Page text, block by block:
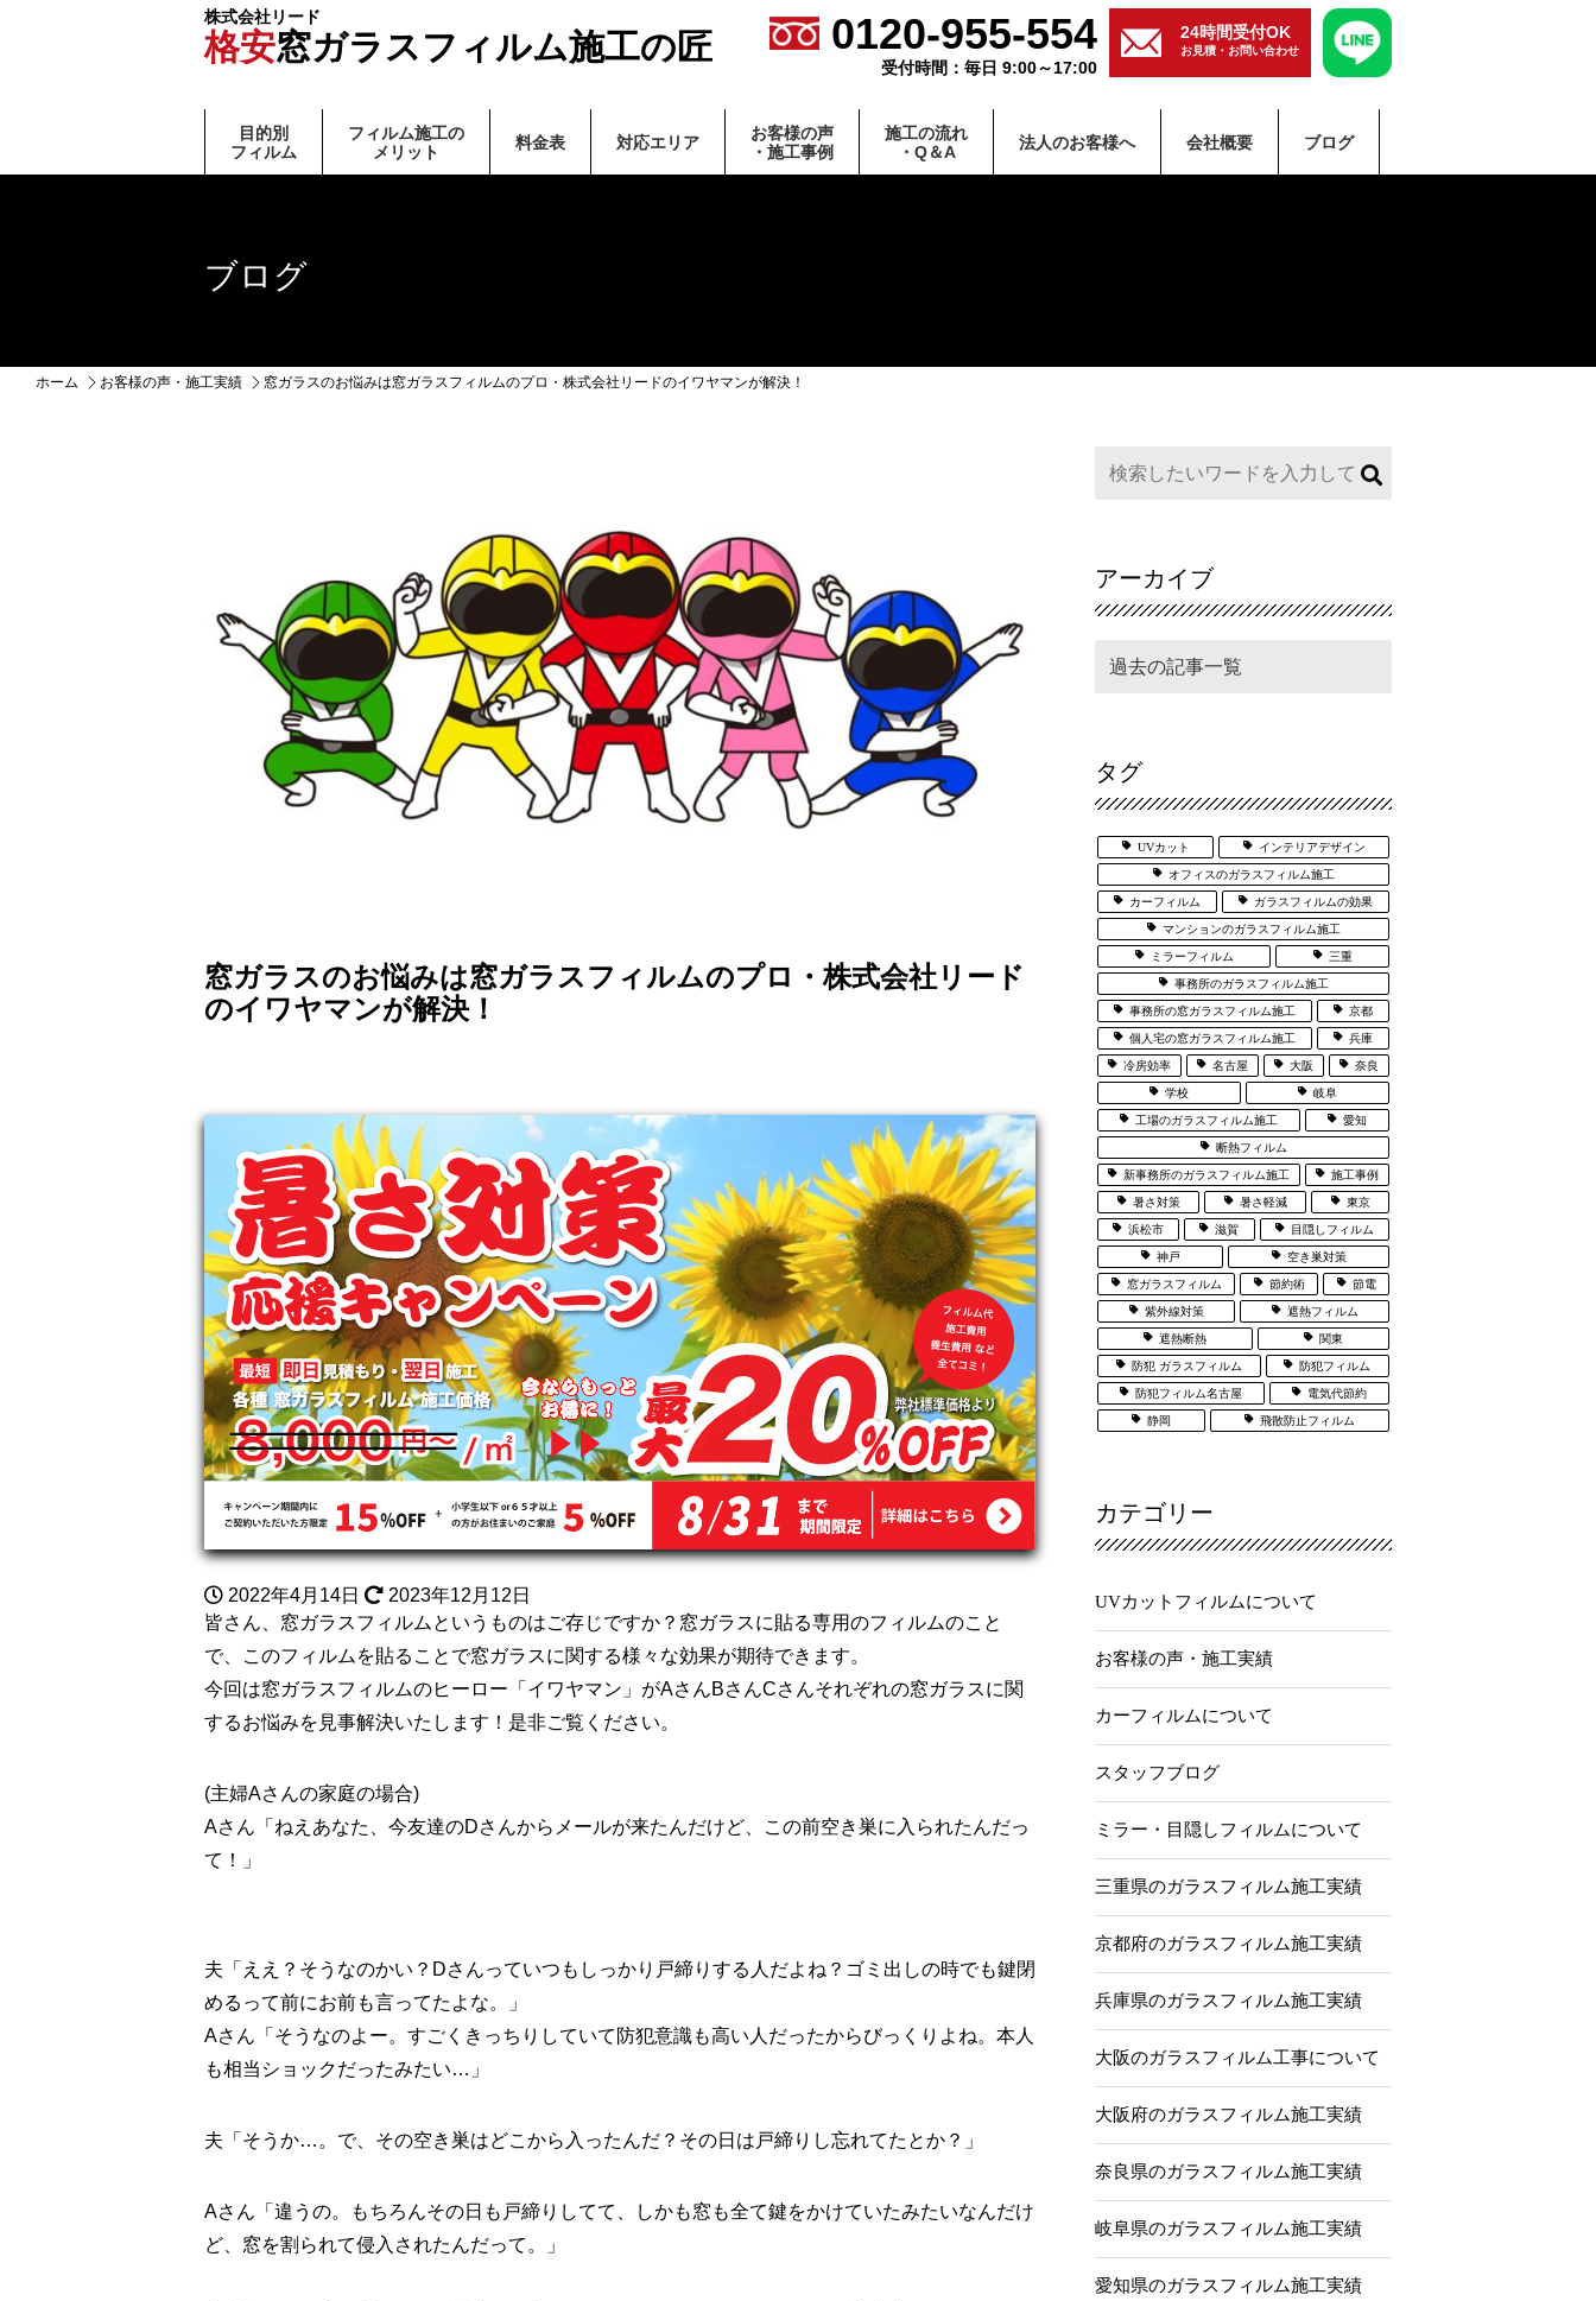
株式会社リード
格安窓ガラスフィルム施工の匠 0120-955-554
受付時間：毎日 9:00～17:00
24時間受付OK
お見積・お問い合わせ
⽬的別
フィルム
フィルム施⼯の
メリット
料⾦表 対応エリア
お客様の声
・施⼯事例
施⼯の流れ
・Q＆A
法⼈のお客様へ 会社概要 ブログ
ブログ
ホーム お客様の声・施工実績 窓ガラスのお悩みは窓ガラスフィルムのプロ・株式会社リードのイワヤマンが解決！
窓ガラスのお悩みは窓ガラスフィルムのプロ・株式会社リード
のイワヤマンが解決！
2022年4月14日
2023年12月12日
皆さん、窓ガラスフィルムというものはご存じですか？窓ガラスに貼る専用のフィルムのこと
で、このフィルムを貼ることで窓ガラスに関する様々な効果が期待できます。
今回は窓ガラスフィルムのヒーロー「イワヤマン」がAさんBさんCさんそれぞれの窓ガラスに関
するお悩みを見事解決いたします！是非ご覧ください。
(主婦Aさんの家庭の場合)
Aさん「ねえあなた、今友達のDさんからメールが来たんだけど、この前空き巣に入られたんだっ
て！」
夫「ええ？そうなのかい？Dさんっていつもしっかり戸締りする人だよね？ゴミ出しの時でも鍵閉
めるって前にお前も言ってたよな。」
Aさん「そうなのよー。すごくきっちりしていて防犯意識も高い人だったからびっくりよね。本人
も相当ショックだったみたい…」
夫「そうか…。で、その空き巣はどこから入ったんだ？その日は戸締りし忘れてたとか？」
Aさん「違うの。もちろんその日も戸締りしてて、しかも窓も全て鍵をかけていたみたいなんだけ
ど、窓を割られて侵入されたんだって。」
アーカイブ
タグ
UVカット インテリアデザイン
オフィスのガラスフィルム施工
カーフィルム ガラスフィルムの効果
マンションのガラスフィルム施工
ミラーフィルム 三重
事務所のガラスフィルム施工
事務所の窓ガラスフィルム施工 京都
個人宅の窓ガラスフィルム施工 兵庫
冷房効率 名古屋 大阪 奈良
学校 岐阜
工場のガラスフィルム施工 愛知
断熱フィルム
新事務所のガラスフィルム施工 施工事例
暑さ対策 暑さ軽減 東京
浜松市 滋賀 目隠しフィルム
神戸 空き巣対策
窓ガラスフィルム 節約術 節電
紫外線対策 遮熱フィルム
遮熱断熱 関東
防犯 ガラスフィルム 防犯フィルム
防犯フィルム名古屋 電気代節約
静岡 飛散防止フィルム
カテゴリー
UVカットフィルムについて
お客様の声・施工実績
カーフィルムについて
スタッフブログ
ミラー・目隠しフィルムについて
三重県のガラスフィルム施工実績
京都府のガラスフィルム施工実績
兵庫県のガラスフィルム施工実績
大阪のガラスフィルム工事について
大阪府のガラスフィルム施工実績
奈良県のガラスフィルム施工実績
岐阜県のガラスフィルム施工実績
愛知県のガラスフィルム施工実績